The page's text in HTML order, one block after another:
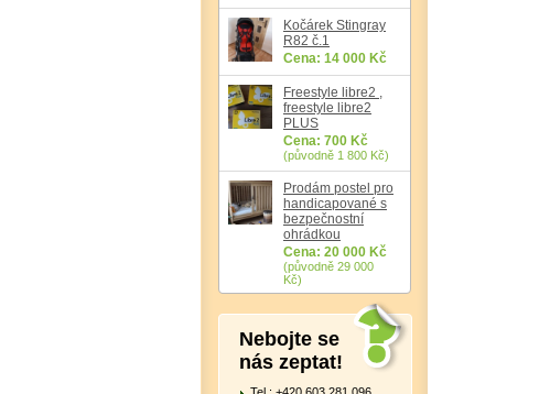
Kočárek Stingray
R82 č.1
Cena: 14 000 Kč
Freestyle libre2 ,
freestyle libre2
PLUS
Cena: 700 Kč
(původně 1 800 Kč)
Prodám postel pro
handicapované s
bezpečnostní
ohrádkou
Cena: 20 000 Kč
(původně 29 000
Kč)
Nebojte se
nás zeptat!